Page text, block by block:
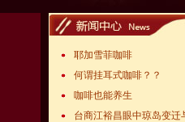
耶加雪菲咖啡
何谓挂耳式咖啡？？
咖啡也能养生
台商江裕昌眼中琼岛变迁